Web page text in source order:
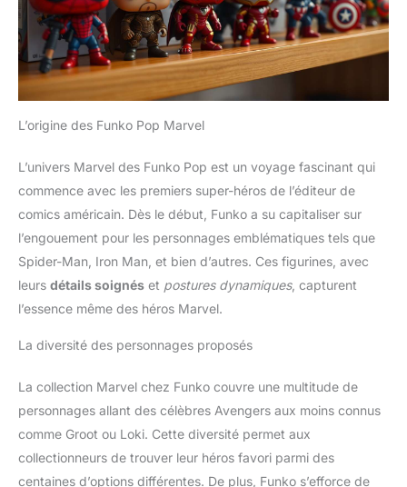
L’origine des Funko Pop Marvel
L’univers Marvel des Funko Pop est un voyage fascinant qui
commence avec les premiers super-héros de l’éditeur de
comics américain. Dès le début, Funko a su capitaliser sur
l’engouement pour les personnages emblématiques tels que
Spider-Man, Iron Man, et bien d’autres. Ces figurines, avec
leurs détails soignés et postures dynamiques, capturent
l’essence même des héros Marvel.
La diversité des personnages proposés
La collection Marvel chez Funko couvre une multitude de
personnages allant des célèbres Avengers aux moins connus
comme Groot ou Loki. Cette diversité permet aux
collectionneurs de trouver leur héros favori parmi des
centaines d’options différentes. De plus, Funko s’efforce de